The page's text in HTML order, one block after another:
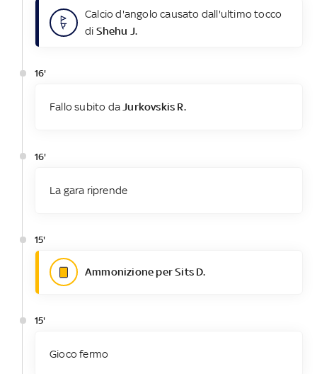
Calcio d'angolo causato dall'ultimo tocco
di Shehu J.
16'
Fallo subito da Jurkovskis R.
16'
La gara riprende
15'
Ammonizione per Sits D.
15'
Gioco fermo